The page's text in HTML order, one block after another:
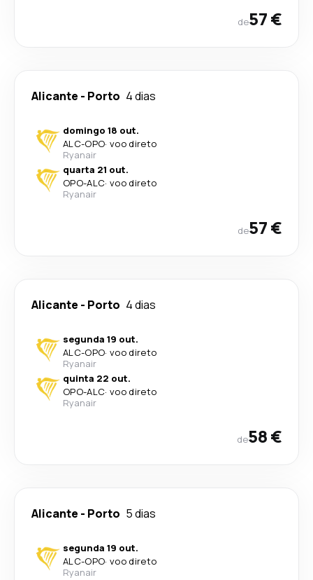
de57 €
Alicante - Porto 4 dias
domingo 18 out.
ALC-OPO· voo direto
Ryanair
quarta 21 out.
OPO-ALC· voo direto
Ryanair
de57 €
Alicante - Porto 4 dias
segunda 19 out.
ALC-OPO· voo direto
Ryanair
quinta 22 out.
OPO-ALC· voo direto
Ryanair
de58 €
Alicante - Porto 5 dias
segunda 19 out.
ALC-OPO· voo direto
Ryanair